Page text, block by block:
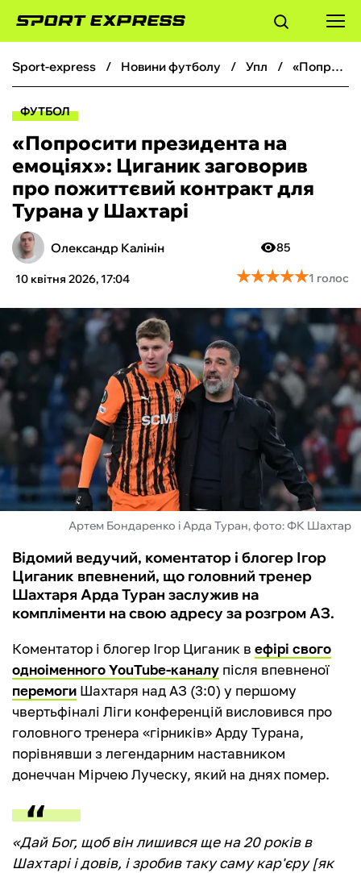
ФУТБОЛ
БОКС
ХОКЕЙ
ТЕНІС
КІБЕРСПОРТ
ЧС-2026
ФУТЗАЛ
ІНШІ
БУКМЕКЕРИ
sport-express новини футболу упл «Попросити президента на емоціях»: Циганик заговорив про пожиттєвий контракт для Турана у Шахтарі
ФУТБОЛ
«Попросити президента на
емоціях»: Циганик заговорив
про пожиттєвий контракт для
Турана у Шахтарі
Олександр Калінін
10 квітня 2026, 17:04
85
★★★★★
★★★★★1 голос
Артем Бондаренко і Арда Туран, фото: ФК Шахтар
Відомий ведучий, коментатор і блогер Ігор
Циганик впевнений, що головний тренер
Шахтаря Арда Туран заслужив на
компліменти на свою адресу за розгром АЗ.
Коментатор і блогер Ігор Циганик в ефірі свого
одноіменного YouTube-каналу після впевненої
перемоги Шахтаря над АЗ (3:0) у першому
чвертьфіналі Ліги конференцій висловився про
головного тренера «гірників» Арду Турана,
порівнявши з легендарним наставником
донеччан Мірчею Луческу, який на днях помер.
«Дай Бог, щоб він лишився ще на 20 років в
Шахтарі і довів, і зробив таку саму кар'єру [як